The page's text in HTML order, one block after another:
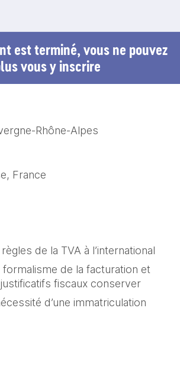
est terminé, vous ne pouvez
vous y inscrire
Rhône-Alpes
France
de la TVA à l’international
de la facturation et
fiscaux conserver
d’une immatriculation